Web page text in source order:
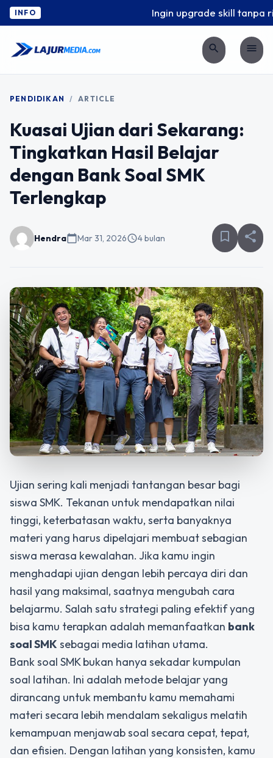
INFO Ingin upgrade skill tanpa
search menu
PENDIDIKAN / ARTICLE
Kuasai Ujian dari Sekarang:
Tingkatkan Hasil Belajar
dengan Bank Soal SMK
Terlengkap
Hendracalendar_todayMar 31, 2026schedule4 bulan bookmark_border share
Ujian sering kali menjadi tantangan besar bagi
siswa SMK. Tekanan untuk mendapatkan nilai
tinggi, keterbatasan waktu, serta banyaknya
materi yang harus dipelajari membuat sebagian
siswa merasa kewalahan. Jika kamu ingin
menghadapi ujian dengan lebih percaya diri dan
hasil yang maksimal, saatnya mengubah cara
belajarmu. Salah satu strategi paling efektif yang
bisa kamu terapkan adalah memanfaatkan bank
soal SMK sebagai media latihan utama.
Bank soal SMK bukan hanya sekadar kumpulan
soal latihan. Ini adalah metode belajar yang
dirancang untuk membantu kamu memahami
materi secara lebih mendalam sekaligus melatih
kemampuan menjawab soal secara cepat, tepat,
dan efisien. Dengan latihan yang konsisten, kamu